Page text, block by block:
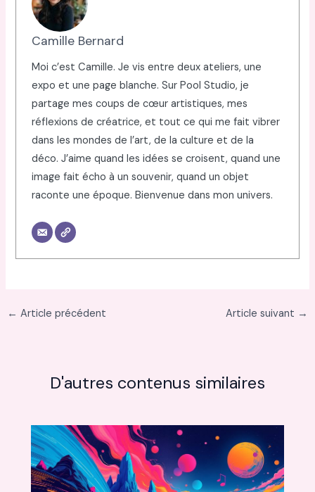
Camille Bernard
Moi c’est Camille. Je vis entre deux ateliers, une
expo et une page blanche. Sur Pool Studio, je
partage mes coups de cœur artistiques, mes
réflexions de créatrice, et tout ce qui me fait vibrer
dans les mondes de l’art, de la culture et de la
déco. J’aime quand les idées se croisent, quand une
image fait écho à un souvenir, quand un objet
raconte une époque. Bienvenue dans mon univers.
← Article précédent Article suivant →
D'autres contenus similaires